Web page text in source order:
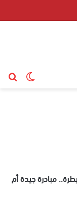
مبادرة جيدة أم